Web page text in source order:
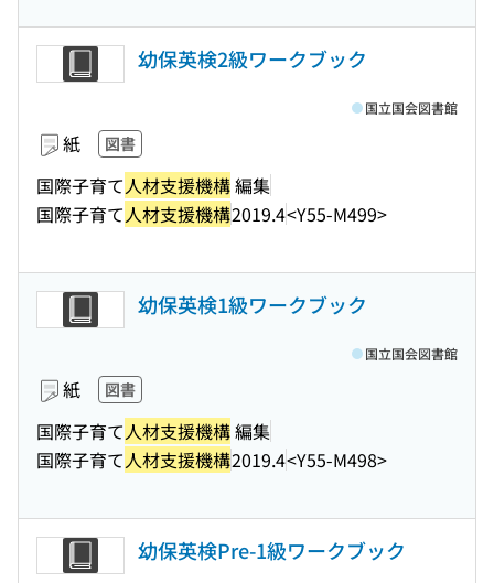
幼保英検2級ワークブック
紙 図書
国際子育て人材支援機構編集
国際子育て人材支援機構2019.4<Y55-M499>
国立国会図書館
幼保英検1級ワークブック
紙 図書
国際子育て人材支援機構編集
国際子育て人材支援機構2019.4<Y55-M498>
国立国会図書館
幼保英検Pre-1級ワークブック